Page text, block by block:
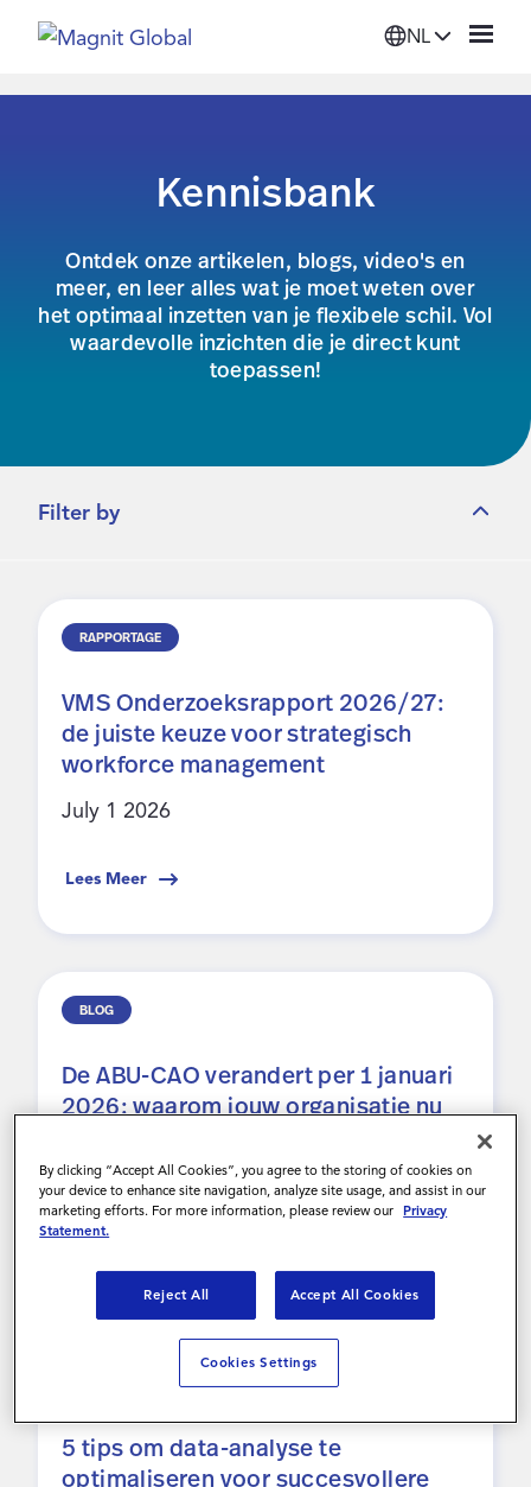
NL
Diensten
Bronnen
Kennisbank
Ontdek onze artikelen, blogs, video's en
meer, en leer alles wat je moet weten over
het optimaal inzetten van je flexibele schil. Vol
waardevolle inzichten die je direct kunt
toepassen!
Filter by
RAPPORTAGE
VMS Onderzoeksrapport 2026/27:
de juiste keuze voor strategisch
workforce management
July 1 2026
Lees Meer
BLOG
De ABU-CAO verandert per 1 januari
2026: waarom jouw organisatie nu
November 26 2025
5 tips om data-analyse te
optimaliseren voor succesvollere
By clicking “Accept All Cookies”, you agree to the storing of cookies on
your device to enhance site navigation, analyze site usage, and assist in our
marketing efforts. For more information, please review our Privacy
Statement.
Reject All Accept All Cookies
Cookies Settings